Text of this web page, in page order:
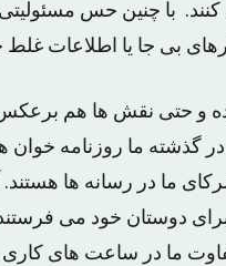
با چنین حس
بی جا یا اطلاعات غلط
و حتی نقش ها هم برعکس
در گذشته ما روزنامه خوان
ما در رسانه ها هستند.
دوستان خود می
ما در ساعت های